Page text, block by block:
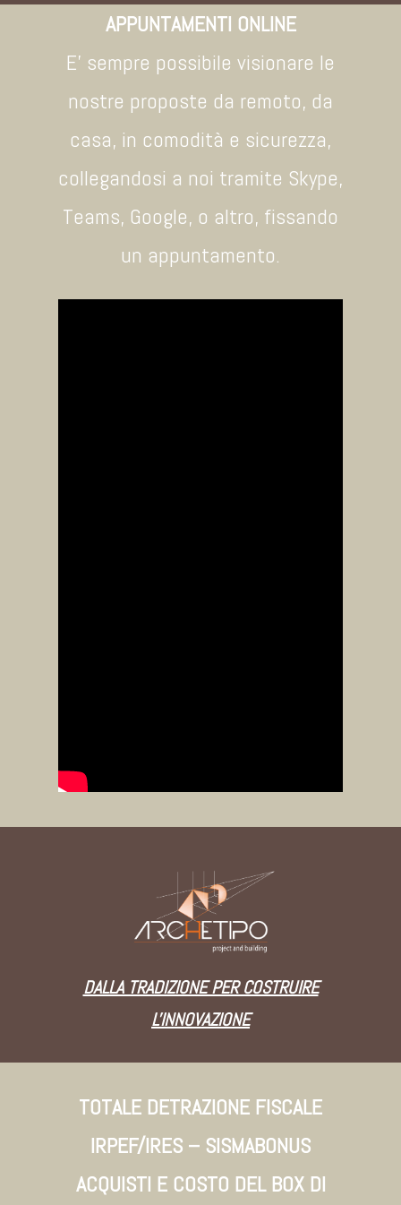
APPUNTAMENTI ONLINE
E' sempre possibile visionare le
nostre proposte da remoto, da
casa, in comodità e sicurezza,
collegandosi a noi tramite Skype,
Teams, Google, o altro, fissando
un appuntamento.
DALLA TRADIZIONE PER COSTRUIRE
L'INNOVAZIONE
TOTALE DETRAZIONE FISCALE
IRPEF/IRES – SISMABONUS
ACQUISTI E COSTO DEL BOX DI